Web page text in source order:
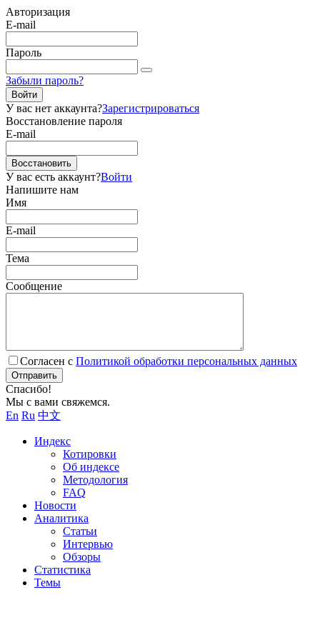
Авторизация
E-mail
Пароль
Забыли пароль?
Войти
У вас нет аккаунта?Зарегистрироваться
Восстановление пароля
E-mail
Восстановить
У вас есть аккаунт?Войти
Напишите нам
Имя
E-mail
Тема
Сообщение
Согласен с Политикой обработки персональных данных
Отправить
Спасибо!
Мы с вами свяжемся.
En Ru 中文
Индекс
Котировки
Об индексе
Методология
FAQ
Новости
Аналитика
Статьи
Интервью
Обзоры
Статистика
Темы